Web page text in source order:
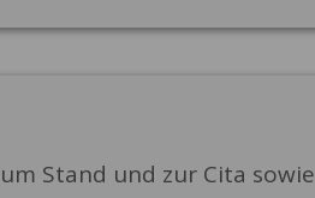
Stand und zur Cita sowie